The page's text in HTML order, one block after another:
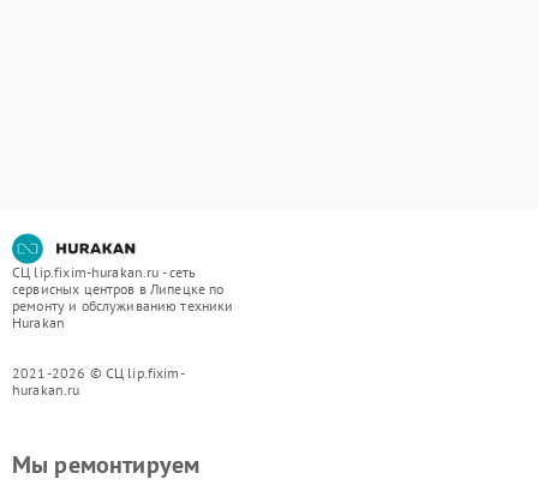
СЦ lip.fixim-hurakan.ru - сеть
сервисных центров в Липецке по
ремонту и обслуживанию техники
Hurakan
2021-2026 © СЦ lip.fixim-
hurakan.ru
Мы ремонтируем